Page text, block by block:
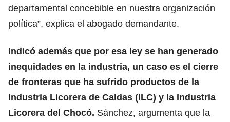
departamental concebible en nuestra organización
política”, explica el abogado demandante.
Indicó además que por esa ley se han generado
inequidades en la industria, un caso es el cierre
de fronteras que ha sufrido productos de la
Industria Licorera de Caldas (ILC) y la Industria
Licorera del Chocó. Sánchez, argumenta que la